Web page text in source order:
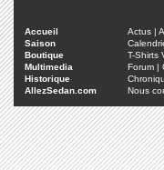
Accueil Actus |
Saison
Boutique
T-Shirts
Multimedia
Forum |
Historique
AllezSedan.com
Nous